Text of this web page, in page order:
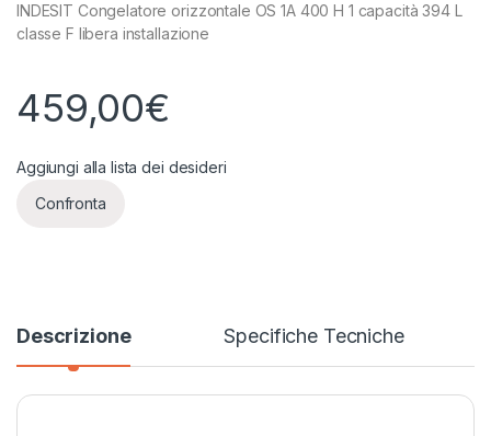
INDESIT Congelatore orizzontale OS 1A 400 H 1 capacità 394 L
classe F libera installazione
459,00€
Aggiungi alla lista dei desideri
Confronta
Descrizione Specifiche Tecniche